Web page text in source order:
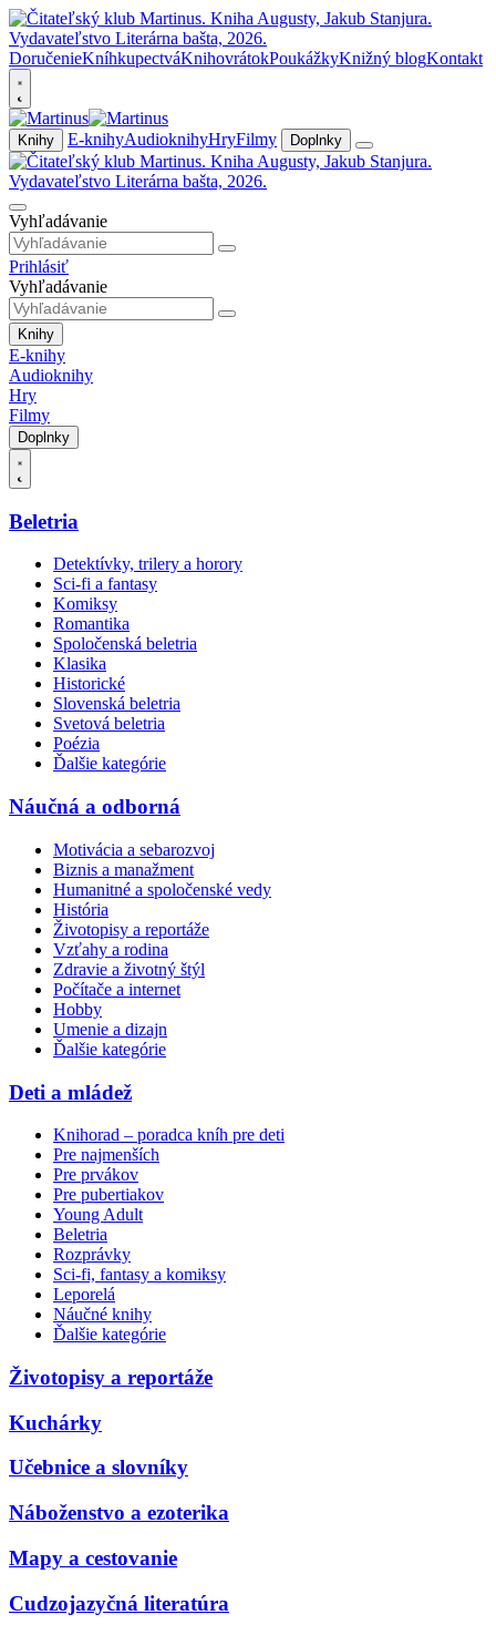
DoručenieKníhkupectváKnihovrátokPoukážkyKnižný blogKontakt
Knihy E-knihyAudioknihyHryFilmy Doplnky
Vyhľadávanie
Prihlásiť
Vyhľadávanie
Knihy
E-knihy
Audioknihy
Hry
Filmy
Doplnky
Beletria
Detektívky, trilery a horory
Sci-fi a fantasy
Komiksy
Romantika
Spoločenská beletria
Klasika
Historické
Slovenská beletria
Svetová beletria
Poézia
Ďalšie kategórie
Náučná a odborná
Motivácia a sebarozvoj
Biznis a manažment
Humanitné a spoločenské vedy
História
Životopisy a reportáže
Vzťahy a rodina
Zdravie a životný štýl
Počítače a internet
Hobby
Umenie a dizajn
Ďalšie kategórie
Deti a mládež
Knihorad – poradca kníh pre deti
Pre najmenších
Pre prvákov
Pre pubertiakov
Young Adult
Beletria
Rozprávky
Sci-fi, fantasy a komiksy
Leporelá
Náučné knihy
Ďalšie kategórie
Životopisy a reportáže
Kuchárky
Učebnice a slovníky
Náboženstvo a ezoterika
Mapy a cestovanie
Cudzojazyčná literatúra